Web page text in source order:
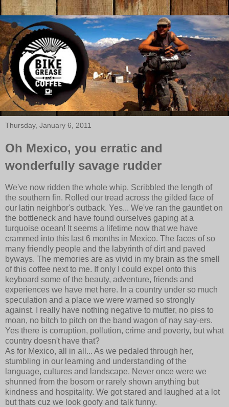
Thursday, January 6, 2011
Oh Mexico, you erratic and
wonderfully savage rudder
We've now ridden the whole whip. Scribbled the length of
the southern fin. Rolled our tread across the gilded face of
our latin neighbor's outback. Yes... We've ran the gauntlet on
the bottleneck and have found ourselves gaping at a
turquoise ocean! It seems a lifetime now that we have
crammed into this last 6 months in Mexico. The faces of so
many friendly people and the labyrinth of dirt and paved
byways. The memories are as vivid in my brain as the smell
of this coffee next to me. If only I could expel onto this
keyboard some of the beauty, adventure, friends and
experiences we have met here. In a country under so much
speculation and a place we were warned so strongly
against. I really have nothing negative to mutter, no piss to
moan, no bitch to pitch on the band wagon of nay say-ers.
Yes there is corruption, pollution, crime and poverty, but what
country doesn't have that?
As for Mexico, all in all... As we pedaled through her,
stumbling in our learning and understanding of the
language, cultures and landscape. Never once were we
shunned from the bosom or rarely shown anything but
kindness and hospitality. We got stared and laughed at a lot
but thats cuz we look goofy and talk funny.